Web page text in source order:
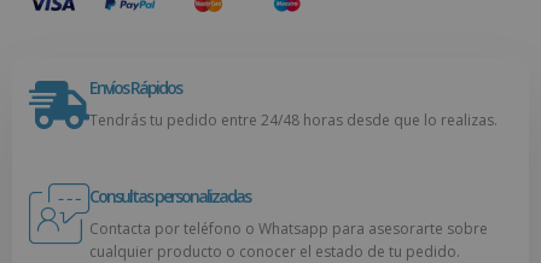
Envíos Rápidos
Tendrás tu pedido entre 24/48 horas desde que lo realizas.
Consultas personalizadas
Contacta por teléfono o Whatsapp para asesorarte sobre
cualquier producto o conocer el estado de tu pedido.